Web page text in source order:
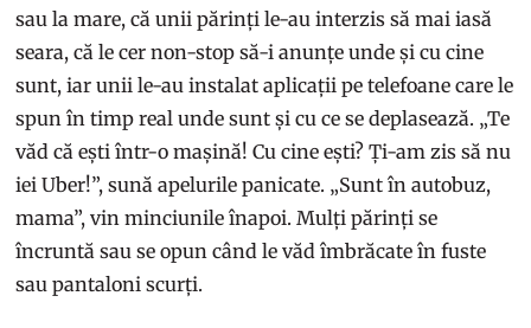
sau la mare, că unii părinți le-au interzis să mai iasă
seara, că le cer non-stop să-i anunțe unde și cu cine
sunt, iar unii le-au instalat aplicații pe telefoane care le
spun în timp real unde sunt și cu ce se deplasează. „Te
văd că ești într-o mașină! Cu cine ești? Ți-am zis să nu
iei Uber!”, sună apelurile panicate. „Sunt în autobuz,
mama”, vin minciunile înapoi. Mulți părinți se
încruntă sau se opun când le văd îmbrăcate în fuste
sau pantaloni scurți.